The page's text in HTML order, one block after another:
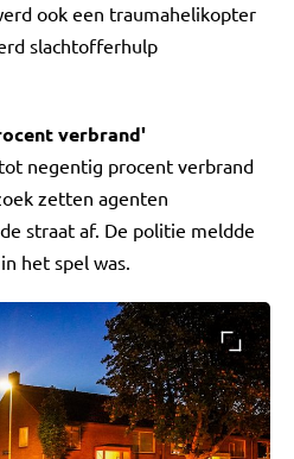
ook een traumahelikopter
slachtofferhulp
verbrand'
negentig procent verbrand
zetten agenten
straat af. De politie meldde
het spel was.